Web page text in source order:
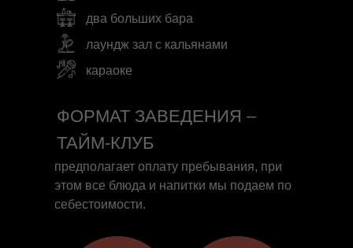
ФОРМАТ ЗАВЕДЕНИЯ –
ТАЙМ-КЛУБ
предполагает оплату пребывания, при
этом все блюда и напитки мы подаем по
себестоимости.
два больших бара
лаундж зал с кальянами
караоке